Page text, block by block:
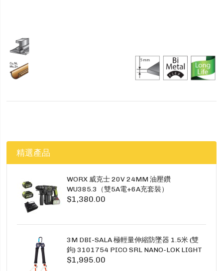
精選產品
WORX 威克士 20V 24MM 油壓鑽
WU385.3（雙5A電+6A充套裝）
$1,380.00
3M DBI-SALA 極輕量伸縮防墜器 1.5米 (雙
鉤) 3101754 PICO SRL NANO-LOK LIGHT
1.5M TWINS
$1,995.00